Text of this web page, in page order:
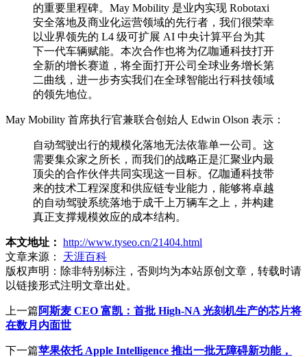
的重要里程碑。May Mobility 是业内实现 Robotaxi
安全落地及商业化运营领域的先行者，我们很荣幸
以业界领先的 L4 级可扩展 AI 中央计算平台为其
下一代车辆赋能。本次合作也将为亿咖通科技打开
全新的增长赛道，将全面打开公司全球业务增长第
二曲线，进一步夯实我们在全球智能出行科技领域
的领先地位。
May Mobility 首席执行官兼联合创始人 Edwin Olson 表示：
自动驾驶出行的规模化落地无法依靠单一公司。这
需要集众家之所长，而我们的战略正是汇聚业内最
顶尖的合作伙伴共同实现这一目标。亿咖通科技带
来的技术工程深度和供应链专业能力，能够将卓越
的自动驾驶系统落地于成千上万辆车之上，并构建
真正支撑规模效应的成本结构。
本文地址： http://www.tyseo.cn/21404.html
文章来源：
天涯百科
版权声明： 除非特别标注，否则均为本站原创文章，转载时请
以链接形式注明文章出处。
上一篇阿斯麦 CEO 富凯：首批 High-NA 光刻机生产的芯片将
在数月内面世
下一篇苹果依托 Apple Intelligence 推出一批无障碍新功能，